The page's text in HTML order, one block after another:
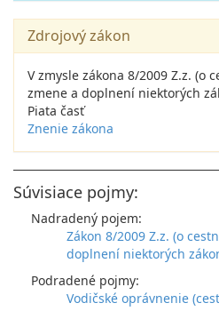
Zdrojový zákon
V zmysle zákona 8/2009 Z.z. (o
zmene a doplnení niektorých
Piata časť
Znenie zákona
Súvisiace pojmy:
Nadradený pojem:
Zákon 8/2009 Z.z. (o
doplnení niektorých
Podradené pojmy:
Vodičské oprávnenie